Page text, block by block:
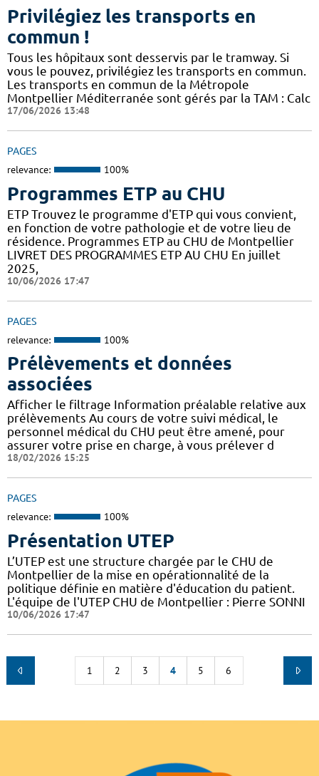
Privilégiez les transports en
commun !
Tous les hôpitaux sont desservis par le tramway. Si
vous le pouvez, privilégiez les transports en commun.
Les transports en commun de la Métropole
Montpellier Méditerranée sont gérés par la TAM : Calc
17/06/2026 13:48
PAGES
relevance: 100%
Programmes ETP au CHU
ETP Trouvez le programme d'ETP qui vous convient,
en fonction de votre pathologie et de votre lieu de
résidence. Programmes ETP au CHU de Montpellier
LIVRET DES PROGRAMMES ETP AU CHU En juillet
2025,
10/06/2026 17:47
PAGES
relevance: 100%
Prélèvements et données
associées
Afficher le filtrage Information préalable relative aux
prélèvements Au cours de votre suivi médical, le
personnel médical du CHU peut être amené, pour
assurer votre prise en charge, à vous prélever d
18/02/2026 15:25
PAGES
relevance: 100%
Présentation UTEP
L’UTEP est une structure chargée par le CHU de
Montpellier de la mise en opérationnalité de la
politique définie en matière d'éducation du patient.
L'équipe de l'UTEP CHU de Montpellier : Pierre SONNI
10/06/2026 17:47
1 2 3 4 5 6